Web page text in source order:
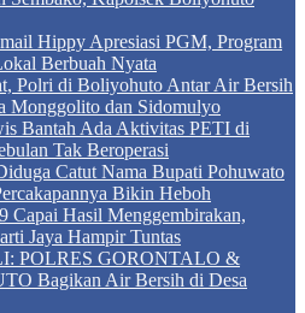
Hippy Apresiasi PGM, Program
Berbuah Nyata
Polri di Boliyohuto Antar Air Bersih
Monggolito dan Sidomulyo
Bantah Ada Aktivitas PETI di
Tak Beroperasi
Catut Nama Bupati Pohuwato
Bikin Heboh
Capai Hasil Menggembirakan,
Jaya Hampir Tuntas
POLRES GORONTALO &
Bagikan Air Bersih di Desa